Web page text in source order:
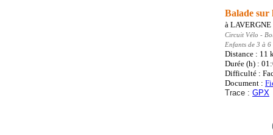
Balade sur
à LAVERGNE
Circuit Vélo -
Enfants de 3 à
Distance : 11
Durée (h) :
Difficulté :
Document :
Trace : GPX